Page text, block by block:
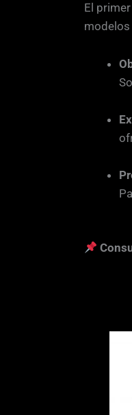
El
modelos